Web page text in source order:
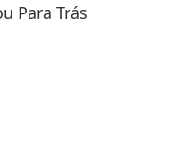
Para Trás